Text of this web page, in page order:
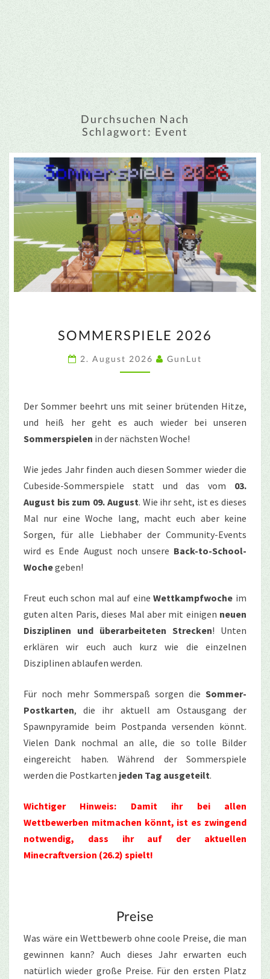
Durchsuchen Nach
Schlagwort: Event
2026
SOMMERSPIELE 2026
2. August 2026 GunLut
Der Sommer beehrt uns mit seiner brütenden Hitze,
und heiß her geht es auch wieder bei unseren
Sommerspielen in der nächsten Woche!
Wie jedes Jahr finden auch diesen Sommer wieder die
Cubeside-Sommerspiele statt und das vom 03.
August bis zum 09. August. Wie ihr seht, ist es dieses
Mal nur eine Woche lang, macht euch aber keine
Sorgen, für alle Liebhaber der Community-Events
wird es Ende August noch unsere Back-to-School-
Wochegeben!
Freut euch schon mal auf eineWettkampfwoche im
guten alten Paris, dieses Mal aber mit einigen neuen
Disziplinen und überarbeiteten Strecken! Unten
erklären wir euch auch kurz wie die einzelnen
Disziplinen ablaufen werden.
Für noch mehr Sommerspaß sorgen die Sommer-
Postkarten, die ihr aktuell am Ostausgang der
Spawnpyramide beim Postpanda versenden könnt.
Vielen Dank nochmal an alle, die so tolle Bilder
eingereicht haben. Während der Sommerspiele
werden die Postkarten jeden Tag ausgeteilt.
Wichtiger Hinweis: Damit ihr bei allen
Wettbewerben mitmachen könnt, ist es zwingend
notwendig, dass ihr auf der aktuellen
Minecraftversion (26.2) spielt!
Preise
Was wäre ein Wettbewerb ohne coole Preise, die man
gewinnen kann? Auch dieses Jahr erwarten euch
natürlich wieder große Preise. Für den ersten Platz